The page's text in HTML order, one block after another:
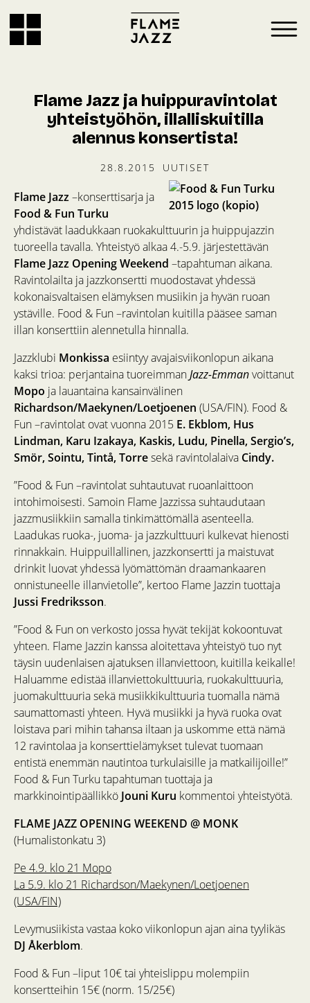
Flame Jazz ja huippuravintolat
yhteistyöhön, illalliskuitilla
alennus konsertista!
28.8.2015 UUTISET
Flame Jazz –konserttisarja ja
Food & Fun Turku
yhdistävät laadukkaan ruokakulttuurin ja huippujazzin
tuoreella tavalla. Yhteistyö alkaa 4.-5.9. järjestettävän
Flame Jazz Opening Weekend –tapahtuman aikana.
Ravintolailta ja jazzkonsertti muodostavat yhdessä
kokonaisvaltaisen elämyksen musiikin ja hyvän ruoan
ystäville. Food & Fun –ravintolan kuitilla pääsee saman
illan konserttiin alennetulla hinnalla.
Jazzklubi Monkissa esiintyy avajaisviikonlopun aikana
kaksi trioa: perjantaina tuoreimmanJazz-Emmanvoittanut
Mopo ja lauantaina kansainvälinen
Richardson/Maekynen/Loetjoenen (USA/FIN). Food &
Fun –ravintolat ovat vuonna 2015 E. Ekblom, Hus
Lindman, Karu Izakaya, Kaskis, Ludu, Pinella, Sergio’s,
Smör, Sointu, Tintå, Torresekä ravintolalaiva Cindy.
”Food & Fun –ravintolat suhtautuvat ruoanlaittoon
intohimoisesti. Samoin Flame Jazzissa suhtaudutaan
jazzmusiikkiin samalla tinkimättömällä asenteella.
Laadukas ruoka-, juoma- ja jazzkulttuuri kulkevat hienosti
rinnakkain. Huippuillallinen, jazzkonsertti ja maistuvat
drinkit luovat yhdessä lyömättömän draamankaaren
onnistuneelle illanvietolle”, kertoo Flame Jazzin tuottaja
Jussi Fredriksson.
”Food & Fun on verkosto jossa hyvät tekijät kokoontuvat
yhteen. Flame Jazzin kanssa aloitettava yhteistyö tuo nyt
täysin uudenlaisen ajatuksen illanviettoon, kuitilla keikalle!
Haluamme edistää illanviettokulttuuria, ruokakulttuuria,
juomakulttuuria sekä musiikkikulttuuria tuomalla nämä
saumattomasti yhteen. Hyvä musiikki ja hyvä ruoka ovat
loistava pari mihin tahansa iltaan ja uskomme että nämä
12 ravintolaa ja konserttielämykset tulevat tuomaan
entistä enemmän nautintoa turkulaisille ja matkailijoille!”
Food & Fun Turku tapahtuman tuottaja ja
markkinointipäällikkö Jouni Kuru kommentoi yhteistyötä.
FLAME JAZZ OPENING WEEKEND @ MONK
(Humalistonkatu 3)
Pe 4.9. klo 21 Mopo
La 5.9. klo 21 Richardson/Maekynen/Loetjoenen
(USA/FIN)
Levymusiikista vastaa koko viikonlopun ajan aina tyylikäs
DJ Åkerblom.
Food & Fun –liput 10€ tai yhteislippu molempiin
konsertteihin 15€ (norm. 15/25€)